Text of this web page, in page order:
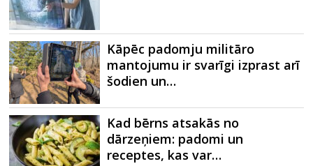
Kāpēc padomju militāro
mantojumu ir svarīgi izprast arī
šodien un…
Kad bērns atsakās no
dārzeņiem: padomi un
receptes, kas var…